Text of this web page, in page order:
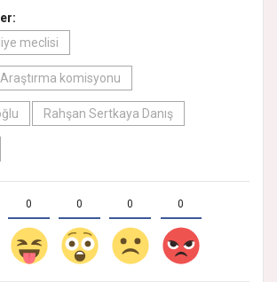
meclisi
komisyonu
Rahşan Sertkaya Danış
0 0 0 0